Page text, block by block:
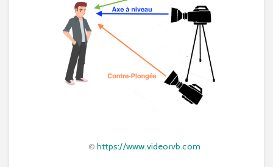
©https://www.videorvb.com